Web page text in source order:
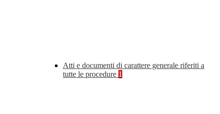
Atti e documenti di carattere generale riferiti a
tutte le procedure 1